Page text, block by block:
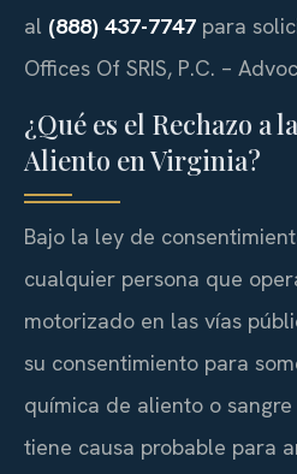
al (888) 437-7747 para
Offices Of SRIS, P.C. –
¿Qué es el Rechazo a
Aliento en Virginia?
Bajo la ley de
cualquier persona que
motorizado en las vías
su consentimiento para
química de aliento o
tiene causa probable para